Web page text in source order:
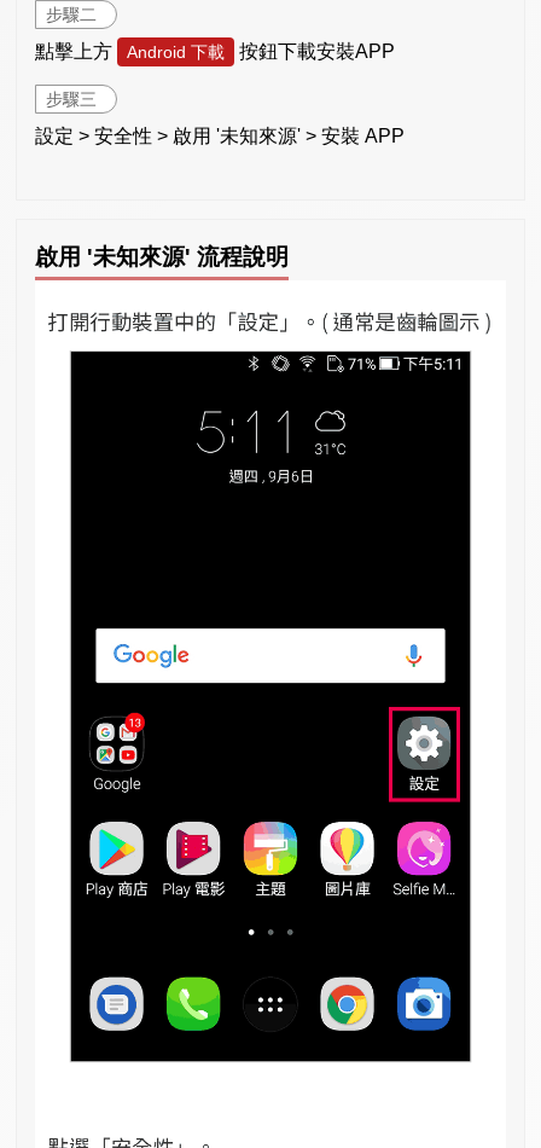
步驟二
點擊上方 Android 下載 按鈕下載安裝APP
步驟三
設定 > 安全性 > 啟用 '未知來源' > 安裝 APP
啟用 '未知來源' 流程說明